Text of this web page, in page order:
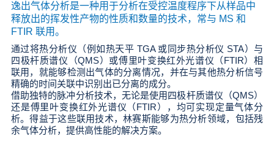
逸出气体分析是一种用于分析在受控温度程序下从样品中
释放出的挥发性产物的性质和数量的技术，常与 MS 和
FTIR 联用。
通过将热分析仪（例如热天平 TGA 或同步热分析仪 STA）与
四极杆质谱仪（QMS）或傅里叶变换红外光谱仪（FTIR）相
联用，就能够检测出气体的分离情况，并在与其他热分析信号
精确的时间关联中识别出已分离的成分。
借助独特的脉冲分析技术，无论是使用四极杆质谱仪（QMS）
还是傅里叶变换红外光谱仪（FTIR），均可实现定量气体分
析。得益于这些联用技术，林赛斯能够为热分析领域，包括残
余气体分析，提供高性能的解决方案。